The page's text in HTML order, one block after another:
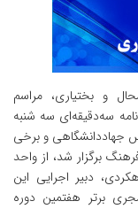
و بختیاری، مراسم
سه‌دقیقه‌ای سه شنبه
جهاددانشگاهی و برخی
برگزار شد، از واحد
دبیر اجرایی این
برتر هفتمین دوره